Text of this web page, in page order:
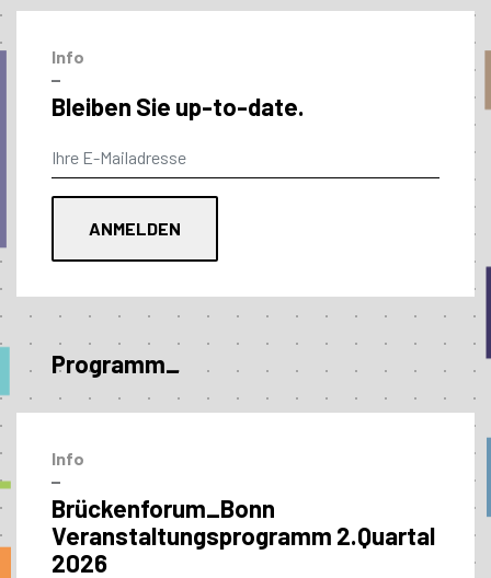
Info
–
Bleiben Sie up-to-date.
Programm_
Info
–
Brückenforum_Bonn
Veranstaltungs­programm 2.Quartal
2026